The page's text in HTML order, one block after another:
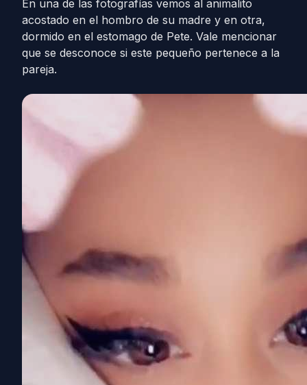
En una de las fotografías vemos al animalito
acostado en el hombro de su madre y en otra,
dormido en el estomago de Pete. Vale mencionar
que se desconoce si este pequeño pertenece a la
pareja.